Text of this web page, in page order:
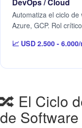
Automatiza el ciclo de
Azure, GCP. Rol
📈 USD 2.500 -
🔀 El Ciclo
de